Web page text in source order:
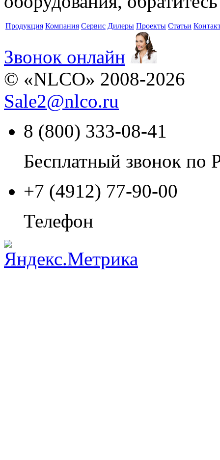
Продукция Компания Сервис Дилеры Проекты Статьи
Звонок онлайн
© «NLCO» 2008-2026
Sale2@nlco.ru
8 (800) 333-08-41
Бесплатный звонок по
+7 (4912) 77-90-00
Телефон